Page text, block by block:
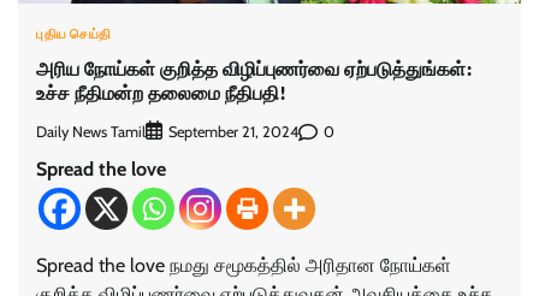
புதிய செய்தி
அரிய நோய்கள் குறித்த விழிப்புணர்வை ஏற்படுத்துங்கள்:
உச்ச நீதிமன்ற தலைமை நீதிபதி!
Daily News Tamil September 21, 2024 0
Spread the love
Spread the love நமது சமூகத்தில் அரிதான நோய்கள்